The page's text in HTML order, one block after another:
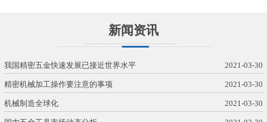
新闻资讯
我国精密五金快速发展已接近世界水平 2021-03-30
精密机械加工操作要注意的事项 2021-03-30
机械制造全球化 2021-03-30